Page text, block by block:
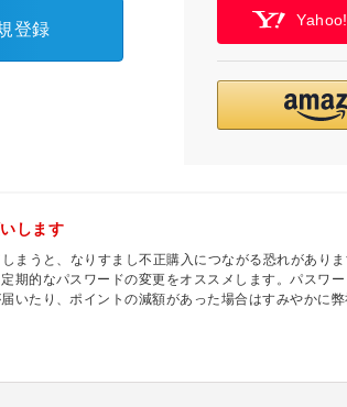
登録
します
まうと、なりすまし不正購入につながる恐れがありま
期的なパスワードの変更をオススメします。パスワ
いたり、ポイントの減額があった場合はすみやかに